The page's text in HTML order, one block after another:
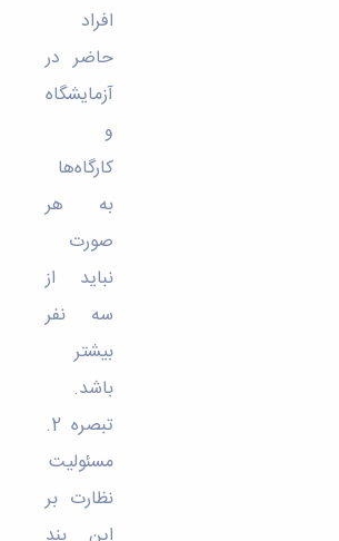
افراد
حاضر در
آزمایشگاه
و
کارگاه‌ها
به هر
صورت
نباید از
سه نفر
بیشتر
باشد.
تبصره 2.
مسئولیت
نظارت بر